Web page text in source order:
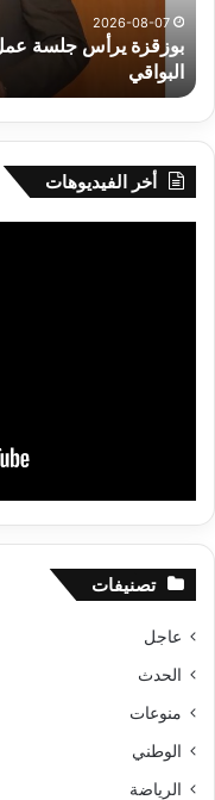
الري
بولاية
البواقي
2026-08-07
بوزقزة يرأس جلسة
البواقي
أخر الفيديوهات
تصنيفات
عاجل
الحدث
منوعات
الوطني
الرياضة